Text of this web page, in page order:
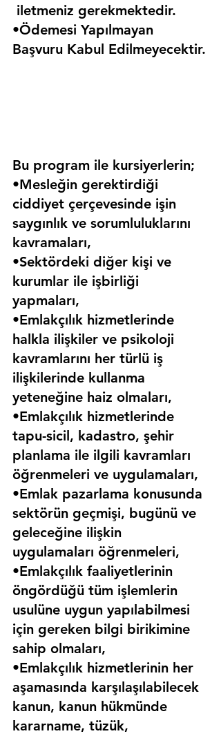
iletmeniz gerekmektedir.
•Ödemesi Yapılmayan
Başvuru Kabul Edilmeyecektir.
Bu program ile kursiyerlerin;
•Mesleğin gerektirdiği
ciddiyet çerçevesinde işin
saygınlık ve sorumluluklarını
kavramaları,
•Sektördeki diğer kişi ve
kurumlar ile işbirliği
yapmaları,
•Emlakçılık hizmetlerinde
halkla ilişkiler ve psikoloji
kavramlarını her türlü iş
ilişkilerinde kullanma
yeteneğine haiz olmaları,
•Emlakçılık hizmetlerinde
tapu-sicil, kadastro, şehir
planlama ile ilgili kavramları
öğrenmeleri ve uygulamaları,
•Emlak pazarlama konusunda
sektörün geçmişi, bugünü ve
geleceğine ilişkin
uygulamaları öğrenmeleri,
•Emlakçılık faaliyetlerinin
öngördüğü tüm işlemlerin
usulüne uygun yapılabilmesi
için gereken bilgi birikimine
sahip olmaları,
•Emlakçılık hizmetlerinin her
aşamasında karşılaşılabilecek
kanun, kanun hükmünde
kararname, tüzük,